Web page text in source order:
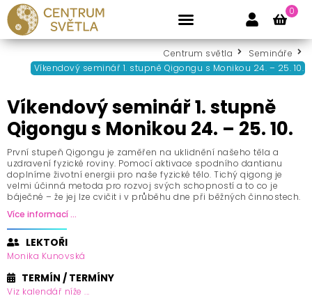
0
Centrum světla
Semináře
Víkendový seminář 1. stupně Qigongu s Monikou 24. – 25. 10.
Víkendový seminář 1. stupně
Qigongu s Monikou 24. – 25. 10.
První stupeň Qigongu je zaměřen na uklidnění našeho těla a
uzdravení fyzické roviny. Pomocí aktivace spodního dantianu
doplníme životní energii pro naše fyzické tělo. Tichý qigong je
velmi účinná metoda pro rozvoj svých schopností a to co je
báječné – že jej lze cvičit i v průběhu dne při běžných činnostech.
Více informací ...
LEKTOŘI
Monika Kunovská
TERMÍN / TERMÍNY
Viz kalendář níže ...